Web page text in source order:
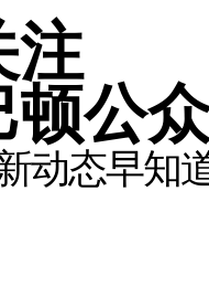
注
顿公
动态早知